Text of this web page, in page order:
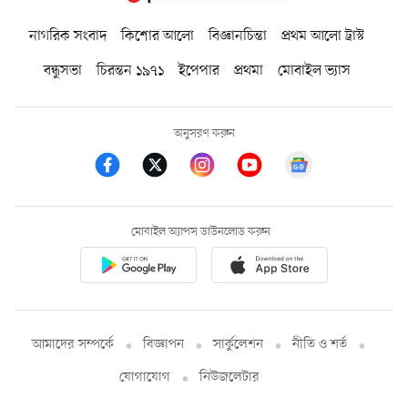
নাগরিক সংবাদ কিশোর আলো বিজ্ঞানচিন্তা
প্রথম আলো ট্রাস্ট
বন্ধুসভা
চিরন্তন ১৯৭১ ইপেপার প্রথমা মোবাইল ভ্যাস
অনুসরণ করুন
মোবাইল অ্যাপস ডাউনলোড করুন
আমাদের সম্পর্কে বিজ্ঞাপন সার্কুলেশন
নীতি ও শর্ত
যোগাযোগ
নিউজলেটার